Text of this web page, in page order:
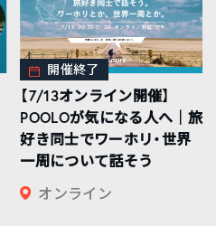
開催終了
【7/13オンライン開催】
POOLOが気になる人へ｜旅
好き同士でワーホリ・世界
一周について話そう
オンライン